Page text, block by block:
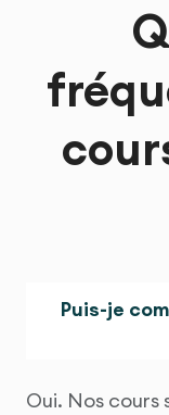
Puis-je
Oui. Nos